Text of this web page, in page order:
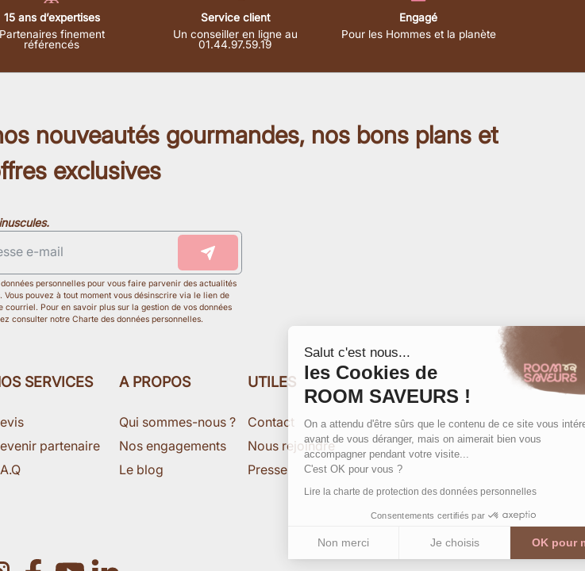
Salut c'est nous...
les Cookies de
ROOM SAVEURS !
On a attendu d'être sûrs que le contenu de ce site vous intéresse
avant de vous déranger, mais on aimerait bien vous
accompagner pendant votre visite...
C'est OK pour vous ?
Lire la charte de protection des données personnelles
Consentements certifiés par
OK pour moi
15 ans d’expertises
Partenaires finement
référencés
Service client
Un conseiller en ligne au
01.44.97.59.19
Engagé
Pour les Hommes et la planète
nouveautés gourmandes, nos bons plans et
exclusives
personnelles pour vous faire parvenir des actualités
pouvez à tout moment vous désinscrire via le lien de
courriel. Pour en savoir plus sur la gestion de vos données
consulter notre Charte des données personnelles.
SERVICES
partenaire
A PROPOS
Qui sommes-nous ?
Nos engagements
Le blog
UTILES
Contact
Nous rejoindre
Presse